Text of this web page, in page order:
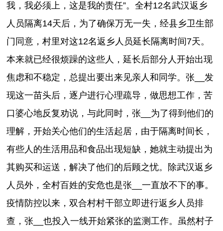
我，我必须上，这是我的责任”。全村12名武汉返乡
人员隔离14天后，为了确保万无一失，经县乡卫生部
门同意，村里对这12名返乡人员延长隔离时间7天。
本来就已经很烦躁的这些人，延长后部分人开始出现
焦虑和不稳定，总提出要出来见亲人和同学。张__发
现这一苗头后，逐户进行心理疏导，做思想工作，苦
口婆心地反复劝说，与此同时，张__为了得到他们的
理解，开始关心他们的生活起居，由于隔离时间长，
有些人的生活用品和食品出现短缺，她就主动提出为
其购买和运送，解决了他们的后顾之忧。除武汉返乡
人员外，全村百姓的安危也是张__一直放不下的事。
疫情防控以来，双合村村干部立即进行返乡人员排
查，张__也投入一线开始紧张的监测工作。虽然村子